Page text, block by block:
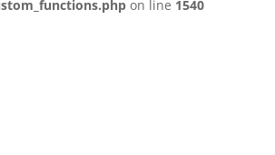
on line 1540